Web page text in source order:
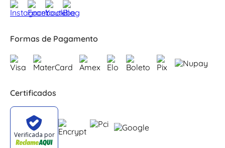
Formas de Pagamento
Certificados